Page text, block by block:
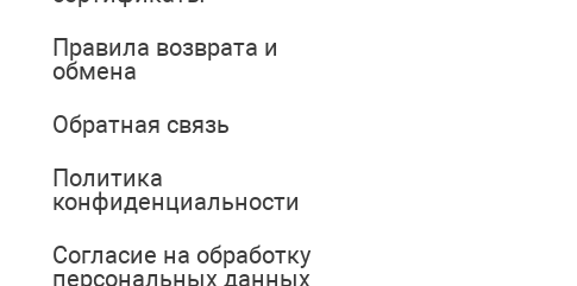
Правила возврата и
обмена
Обратная связь
Политика
конфиденциальности
Согласие на обработку
персональных данных